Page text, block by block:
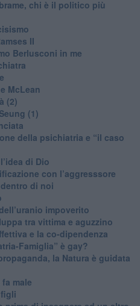
chi è il politico più
II
Berlusconi in me
McLean
(2)
(1)
della psichiatria e “il caso
di Dio
con l’aggresssore
di noi
impoverito
tra vittima e aguzzino
e la co-dipendenza
Famiglia” è gay?
la Natura è guidata
male